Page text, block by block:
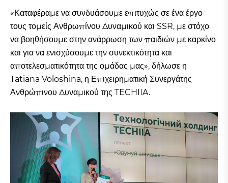
«Καταφέραμε να συνδυάσουμε επιτυχώς σε ένα έργο
τους τομείς Ανθρωπίνου Δυναμικού και SSR, με στόχο
να βοηθήσουμε στην ανάρρωση των παιδιών με καρκίνο
και για να ενισχύσουμε την συνεκτικότητα και
αποτελεσματικότητα της ομάδας μας», δήλωσε η
Tatiana Voloshina, η Επιχειρηματική Συνεργάτης
Ανθρώπινου Δυναμικού της TECHIIA.